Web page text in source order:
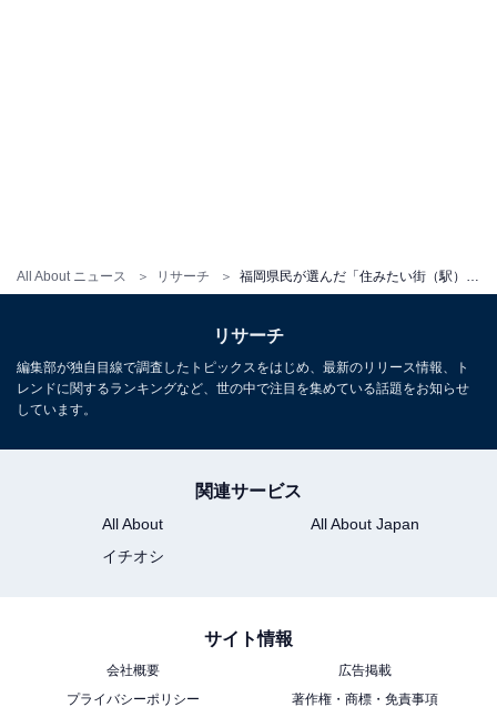
All About ニュース リサーチ 福岡県民が選んだ「住みたい街（駅）」ランキング！ 2位「天神A」、1位は？【2025年調査】
リサーチ
編集部が独自目線で調査したトピックスをはじめ、最新のリリース情報、ト
レンドに関するランキングなど、世の中で注目を集めている話題をお知らせ
しています。
関連サービス
All About
All About Japan
イチオシ
サイト情報
会社概要
広告掲載
プライバシーポリシー
著作権・商標・免責事項